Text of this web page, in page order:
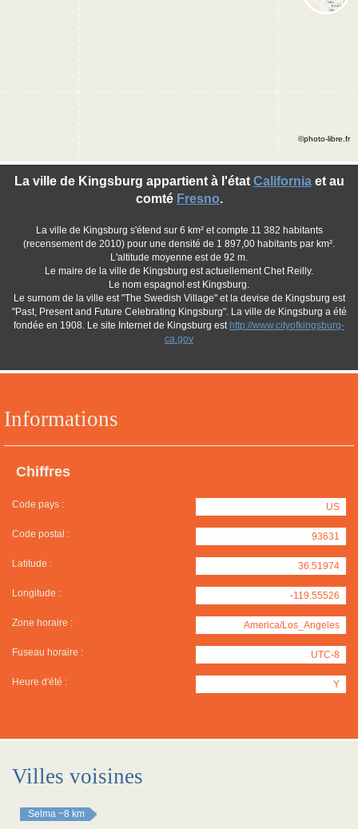
Informations
Chiffres
Code pays : US
Code postal : 93631
Latitude : 36.51974
Longitude : -119.55526
Zone horaire : America/Los_Angeles
Fuseau horaire : UTC-8
Heure d'été : Y
La ville de Kingsburg appartient à l'état Californiaet au
comté Fresno.
La ville de Kingsburg s'étend sur 6 km² et compte 11 382 habitants
(recensement de 2010) pour une densité de 1 897,00 habitants par km².
L'altitude moyenne est de 92 m.
Le maire de la ville de Kingsburg est actuellement Chet Reilly.
Le nom espagnol est Kingsburg.
Le surnom de la ville est "The Swedish Village" et la devise de Kingsburg est
"Past, Present and Future Celebrating Kingsburg". La ville de Kingsburg a été
fondée en 1908. Le site Internet de Kingsburg est http://www.cityofkingsburg-
ca.gov
©photo-libre.fr
Villes voisines
Selma ~8 km